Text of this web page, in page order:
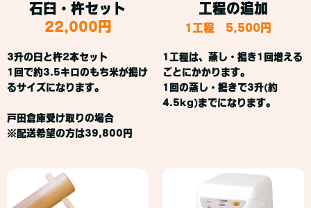
石臼・杵セット
22,000円
3升の臼と杵2本セット
1回で約3.5キロのもち米が搗け
るサイズになります。
戸田倉庫受け取りの場合
※配送希望の方は39,800円
工程の追加
1工程 5,500円
1工程は、蒸し・搗き1回増える
ごとにかかります。
1回の蒸し・搗きで3升(約
4.5kg)までになります。